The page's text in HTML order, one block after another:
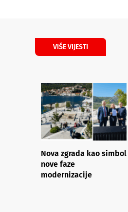
VIŠE VIJESTI
Nova zgrada kao simbol
nove faze
modernizacije